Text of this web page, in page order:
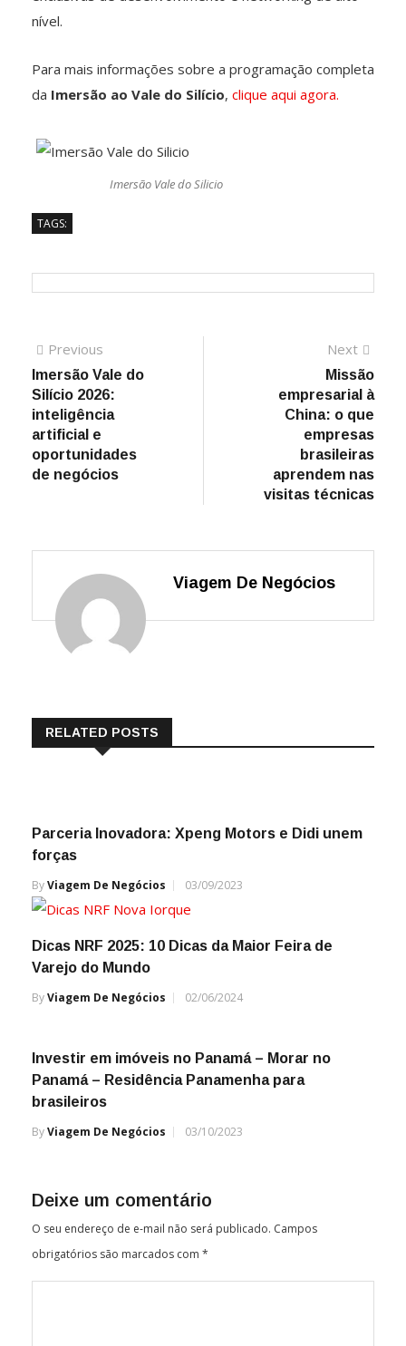
nível.
Para mais informações sobre a programação completa
da Imersão ao Vale do Silício, clique aqui agora.
Imersão Vale do Silicio
TAGS:
Previous
Imersão Vale do
Silício 2026:
inteligência
artificial e
oportunidades
de negócios
Next
Missão
empresarial à
China: o que
empresas
brasileiras
aprendem nas
visitas técnicas
Viagem De Negócios
RELATED POSTS
Parceria Inovadora: Xpeng Motors e Didi unem
forças
ByViagem De Negócios 03/09/2023
Dicas NRF 2025: 10 Dicas da Maior Feira de
Varejo do Mundo
ByViagem De Negócios 02/06/2024
Investir em imóveis no Panamá – Morar no
Panamá – Residência Panamenha para
brasileiros
ByViagem De Negócios 03/10/2023
Deixe um comentário
O seu endereço de e-mail não será publicado. Campos
obrigatórios são marcados com *